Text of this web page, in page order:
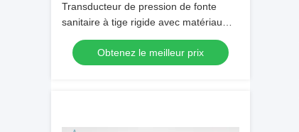
Transducteur de pression de fonte
sanitaire à tige rigide avec matériau
non toxique et haute précision pour
équipement de transformation
alimentaire
Obtenez le meilleur prix